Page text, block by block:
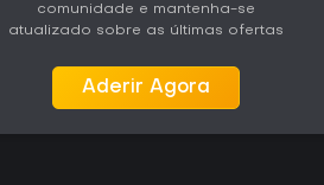
comunidade e mantenha-se
atualizado sobre as últimas ofertas
Aderir Agora